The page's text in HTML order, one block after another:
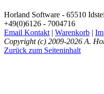
Horland Software - 65510
+49(0)6126 - 7004716
Email Kontakt | Warenkorb |
Copyright (c) 2009-2026 A.
Zurück zum Seiteninhalt